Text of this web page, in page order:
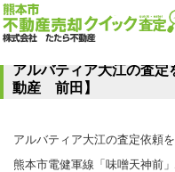
アルバティア大江の査
動産 前田】
アルバティア大江の査定依頼を
熊本市電健軍線「味噌天神前